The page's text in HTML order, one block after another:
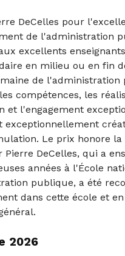
DeCelles pour
de l'administration
excellents
en milieu ou en fin
de l'administration
compétences, les
et l'engagement
exceptionnellement
Le prix honore
Pierre DeCelles, qui a
années à l'École
publique, a été
dans cette école et
2026